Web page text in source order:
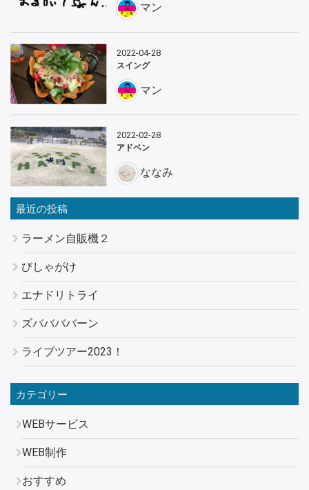
マン
2022-04-28
スイング
マン
2022-02-28
アドベン
ななみ
最近の投稿
ラーメン自販機２
びしゃがけ
エナドリトライ
ズババババーン
ライブツアー2023！
カテゴリー
WEBサービス
WEB制作
おすすめ